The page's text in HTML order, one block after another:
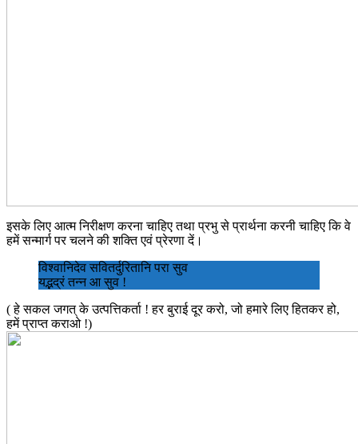
इसके लिए आत्म निरीक्षण करना चाहिए तथा प्रभु से प्रार्थना करनी चाहिए कि वे
हमें सन्मार्ग पर चलने की शक्ति एवं प्रेरणा दें।
विश्वानिदेव सवितर्दुरितानि परा सुव
यद्भद्रं तन्न आ सुव !
( हे सकल जगत् के उत्पत्तिकर्ता ! हर बुराई दूर करो, जो हमारे लिए हितकर हो,
हमें प्राप्त कराओ !)